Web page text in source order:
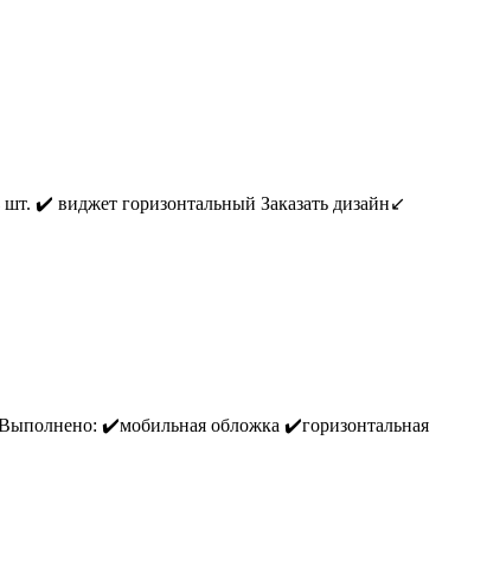
✔️ виджет горизонтальный Заказать дизайн↙️
✔️мобильная обложка ✔️горизонтальная